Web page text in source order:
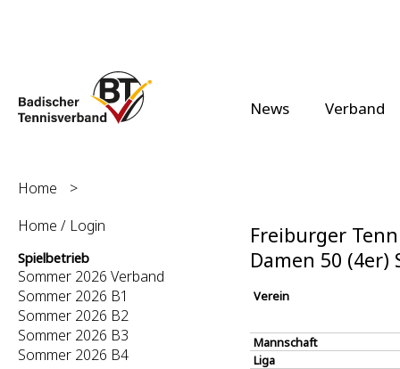
News Verband
Home
>
Home / Login
Spielbetrieb
Sommer 2026 Verband
Sommer 2026 B1
Sommer 2026 B2
Sommer 2026 B3
Sommer 2026 B4
Freiburger
Damen 50 (4er)
Verein
Mannschaft
Liga